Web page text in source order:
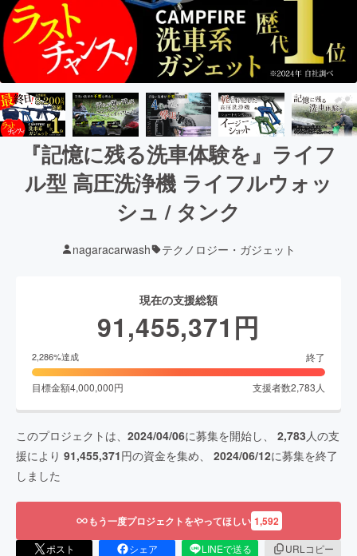
『記憶に残る洗車体験を』ライフ
ル型 高圧洗浄機 ライフルウォッ
シュ / タンク
nagaracarwash テクノロジー・ガジェット
現在の支援総額
91,455,371 円
2,286%達成 終了
目標金額4,000,000円 支援者数2,783 人
このプロジェクトは、 2024/04/06に募集を開始し、 2,783 人の支
援により 91,455,371円の資金を集め、 2024/06/12に募集を終了
しました
もう一度プロジェクトをやってほしい 1,592
ポスト シェア LINEで送る
URLコピー